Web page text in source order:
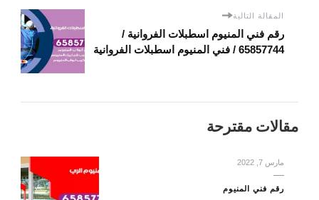
المقالة التالية
رقم فني المنيوم اسطبلات الفروانية /
65857744 / فني المنيوم اسطبلات الفروانية
مقالات مقترحة
مارس 7, 2022
رقم فني المنيوم